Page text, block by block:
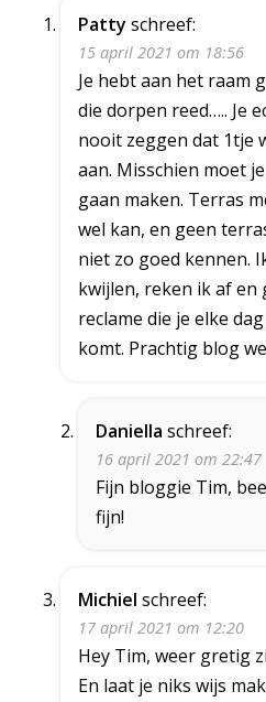
Patty schreef:
15 april 2021 om 18:56
Je hebt aan het raam
die dorpen reed….. Je
nooit zeggen dat 1tje
aan. Misschien moet
gaan maken. Terras
wel kan, en geen
niet zo goed kennen.
kwijlen, reken ik af en
reclame die je elke
komt. Prachtig blog
Daniella schreef:
16 april 2021 om 22:47
Fijn bloggie Tim,
fijn!
Michiel schreef:
17 april 2021 om 12:20
Hey Tim, weer gretig
En laat je niks wijs